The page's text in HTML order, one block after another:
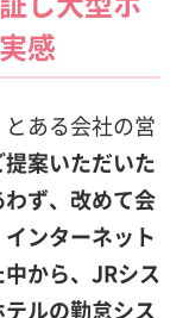
感
ある会社の営
案いただいた
ず、改めて会
ンターネット
から、JRシス
ルの勤怠シス